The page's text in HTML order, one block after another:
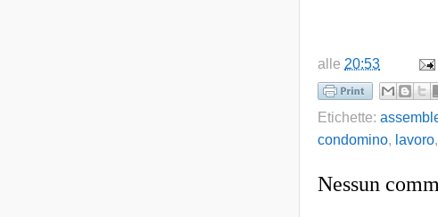
alle 20:53
Etichette:
condomino, lavoro,
Nessun